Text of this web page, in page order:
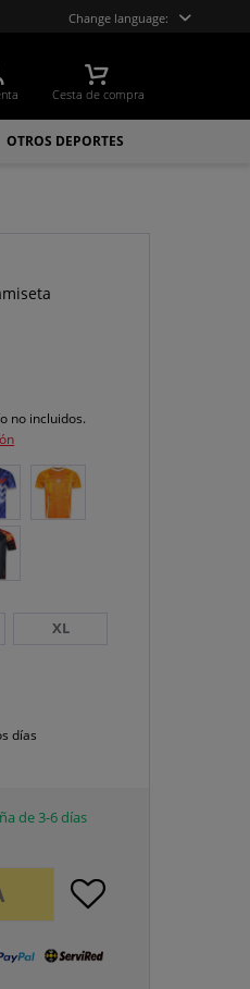
Change language:
Cesta de compra
OTROS DEPORTES
no incluidos.
XL
días
de 3-6 días